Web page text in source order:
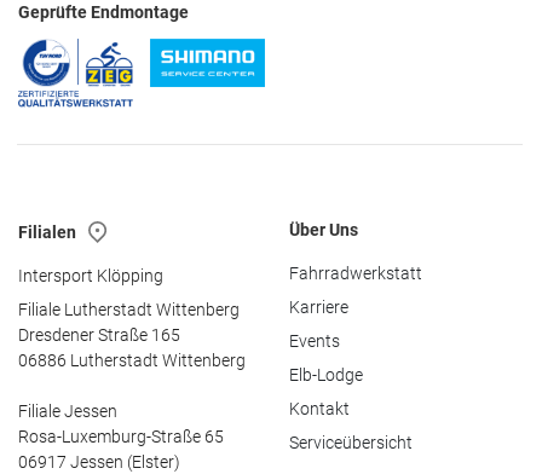
Geprüfte Endmontage
Filialen
Intersport Klöpping
Filiale Lutherstadt Wittenberg
Dresdener Straße 165
06886 Lutherstadt Wittenberg
Filiale Jessen
Rosa-Luxemburg-Straße 65
06917 Jessen (Elster)
Über Uns
Fahrradwerkstatt
Karriere
Events
Elb-Lodge
Kontakt
Serviceübersicht